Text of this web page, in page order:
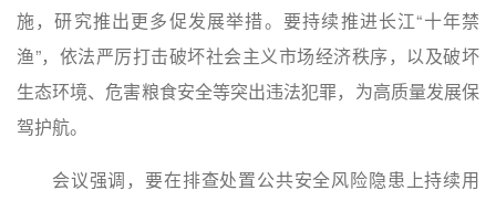
施，研究推出更多促发展举措。要持续推进长江“十年禁
渔”，依法严厉打击破坏社会主义市场经济秩序，以及破坏
生态环境、危害粮食安全等突出违法犯罪，为高质量发展保
驾护航。
会议强调，要在排查处置公共安全风险隐患上持续用